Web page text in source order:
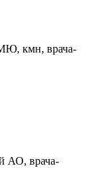
кмн, врача-
АО, врача-